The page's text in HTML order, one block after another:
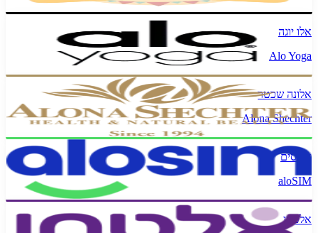
אלו יוגה
Alo Yoga
אלונה שכטר
Alona Shechter
אלוסים
aloSIM
אלטמן